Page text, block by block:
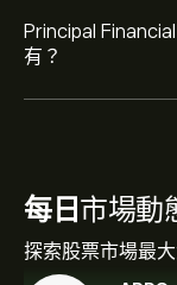
Principal
有？
每日 市場動
探索股票市場最大